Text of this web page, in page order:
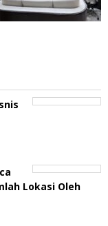
Lokasi Oleh